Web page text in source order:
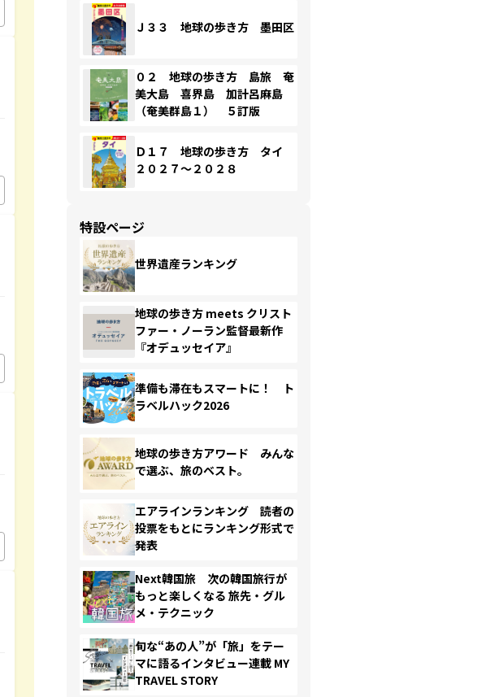
Ｊ３３ 地球の歩き方 墨田区
０２ 地球の歩き方 島旅 奄
美大島 喜界島 加計呂麻島
（奄美群島１） ５訂版
Ｄ１７ 地球の歩き方 タイ
２０２７～２０２８
特設ページ
世界遺産ランキング
地球の歩き方 meets クリスト
ファー・ノーラン監督最新作
『オデュッセイア』
準備も滞在もスマートに！ ト
ラベルハック2026
地球の歩き方アワード みんな
で選ぶ、旅のベスト。
エアラインランキング 読者の
投票をもとにランキング形式で
発表
Next韓国旅 次の韓国旅行が
もっと楽しくなる 旅先・グル
メ・テクニック
旬な“あの人”が「旅」をテー
マに語るインタビュー連載 MY
TRAVEL STORY